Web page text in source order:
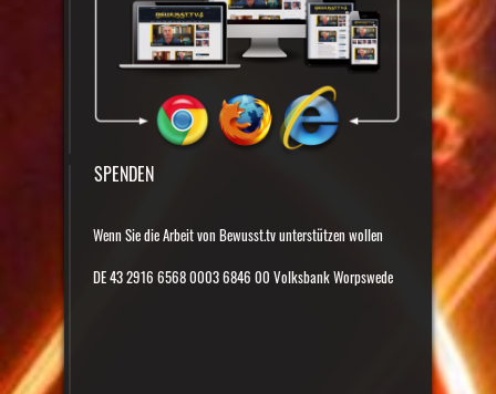
SPENDEN
Wenn Sie die Arbeit von Bewusst.tv unterstützen wollen
DE 43 2916 6568 0003 6846 00 Volksbank Worpswede